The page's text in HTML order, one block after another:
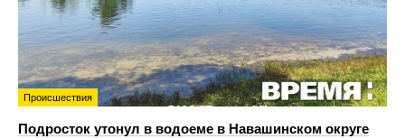
Происшествия
Подросток утонул в водоеме в Навашинском округе